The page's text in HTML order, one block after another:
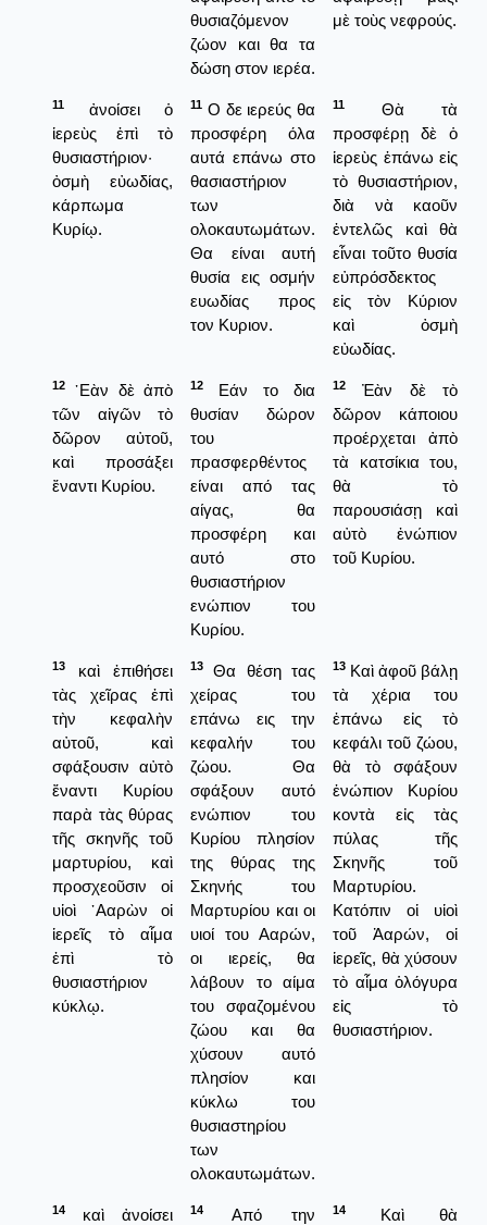
θυσιαζόμενον
ζώον και θα τα
δώση στον ιερέα.
μὲ τοὺς νεφρούς.
11
ἀνοίσει ὁ
ἱερεὺς ἐπὶ τὸ
θυσιαστήριον·
ὀσμὴ εὐωδίας,
κάρπωμα
Κυρίῳ.
11 Ο δε ιερεύς θα
προσφέρη όλα
αυτά επάνω στο
θασιαστήριον
των
ολοκαυτωμάτων.
Θα είναι αυτή
θυσία εις οσμήν
ευωδίας προς
τον Κυριον.
11
Θὰ τὰ
προσφέρῃ δὲ ὁ
ἱερεὺς ἐπάνω εἰς
τὸ θυσιαστήριον,
διὰ νὰ καοῦν
ἐντελῶς καὶ θὰ
εἶναι τοῦτο θυσία
εὐπρόσδεκτος
εἰς τὸν Κύριον
καὶ ὀσμὴ
εὐωδίας.
12
᾿Εὰν δὲ ἀπὸ
τῶν αἰγῶν τὸ
δῶρον αὐτοῦ,
καὶ προσάξει
ἔναντι Κυρίου.
12
Εάν το δια
θυσίαν δώρον
του
πρασφερθέντος
είναι από τας
αίγας, θα
προσφέρη και
αυτό στο
θυσιαστήριον
ενώπιον του
Κυρίου.
12
Ἐὰν δὲ τὸ
δῶρον κάποιου
προέρχεται ἀπὸ
τὰ κατσίκια του,
θὰ τὸ
παρουσιάσῃ καὶ
αὐτὸ ἐνώπιον
τοῦ Κυρίου.
13
καὶ ἐπιθήσει
τὰς χεῖρας ἐπὶ
τὴν κεφαλὴν
αὐτοῦ, καὶ
σφάξουσιν αὐτὸ
ἔναντι Κυρίου
παρὰ τὰς θύρας
τῆς σκηνῆς τοῦ
μαρτυρίου, καὶ
προσχεοῦσιν οἱ
υἱοὶ ᾿Ααρὼν οἱ
ἱερεῖς τὸ αἷμα
ἐπὶ τὸ
θυσιαστήριον
κύκλῳ.
13
Θα θέση τας
χείρας του
επάνω εις την
κεφαλήν του
ζώου. Θα
σφάξουν αυτό
ενώπιον του
Κυρίου πλησίον
της θύρας της
Σκηνής του
Μαρτυρίου και οι
υιοί του Ααρών,
οι ιερείς, θα
λάβουν το αίμα
του σφαζομένου
ζώου και θα
χύσουν αυτό
πλησίον και
κύκλω του
θυσιαστηρίου
των
ολοκαυτωμάτων.
13 Καὶ ἀφοῦ βάλῃ
τὰ χέρια του
ἐπάνω εἰς τὸ
κεφάλι τοῦ ζώου,
θὰ τὸ σφάξουν
ἐνώπιον Κυρίου
κοντὰ εἰς τὰς
πύλας τῆς
Σκηνῆς τοῦ
Μαρτυρίου.
Κατόπιν οἱ υἱοὶ
τοῦ Ἀαρών, οἱ
ἱερεῖς, θὰ χύσουν
τὸ αἷμα ὁλόγυρα
εἰς τὸ
θυσιαστήριον.
14
καὶ ἀνοίσει
14
Από την
14
Καὶ θὰ